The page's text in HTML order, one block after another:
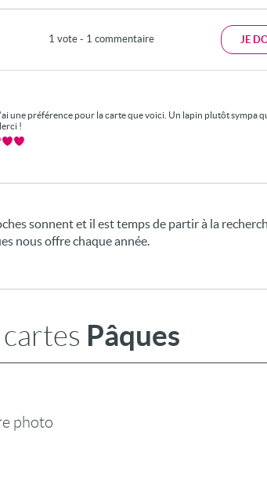
1 vote - 1 commentaire JE
une préférence pour la carte que voici. Un lapin plutôt sympa
!
sonnent et il est temps de partir à la
nous offre chaque année.
Pâques
photo